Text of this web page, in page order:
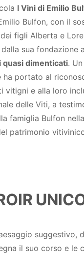
I Vini di Emilio
Bulfon, con il
figli Alberta e
sua fondazione
dimenticati.
ha portato al
vitigni e alla loro
delle Viti, a
famiglia Bulfon nella
patrimonio
suggestivo,
il suo corso e le